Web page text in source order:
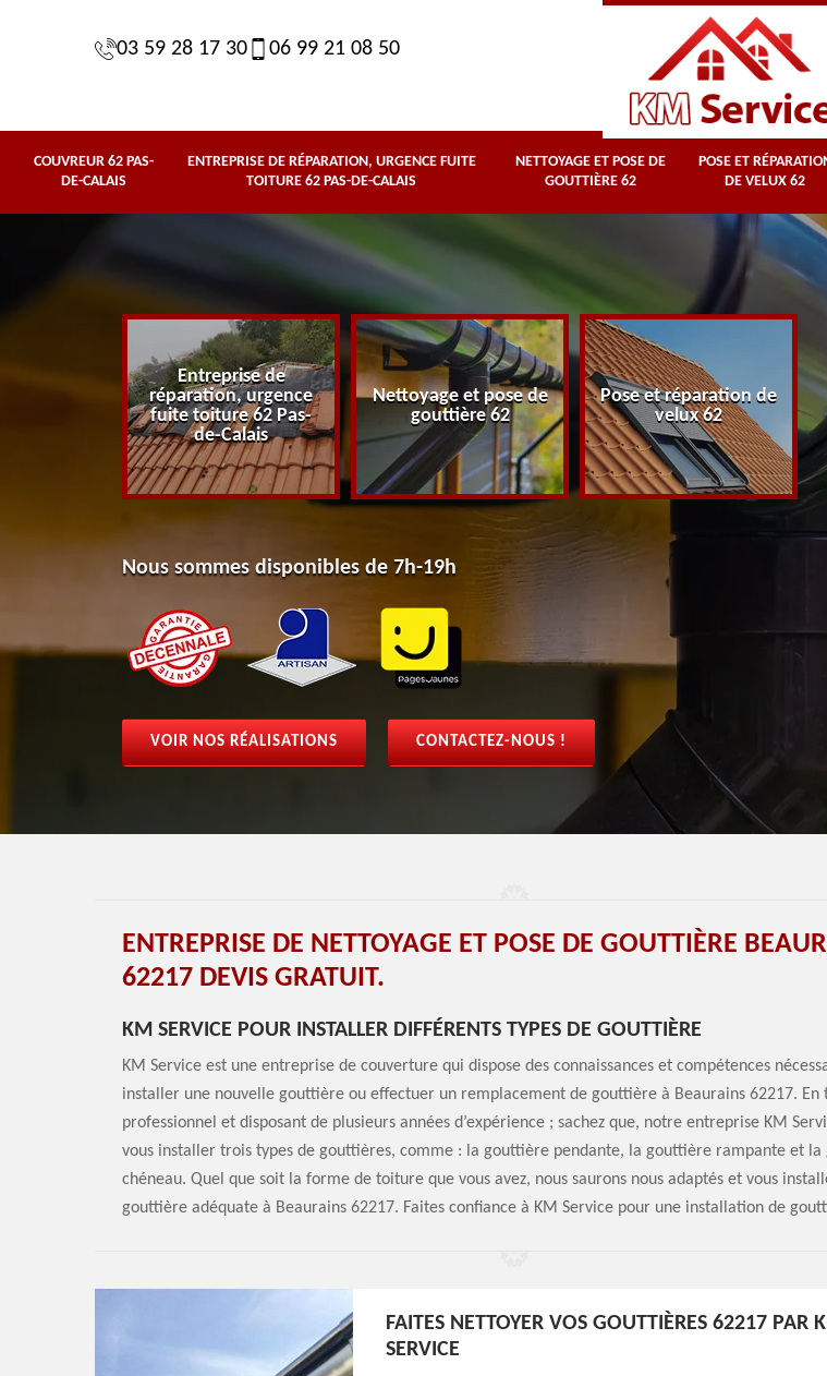
03 59 28 17 30 06 99 21 08 50
COUVREUR 62 PAS-
DE-CALAIS
ENTREPRISE DE RÉPARATION, URGENCE FUITE
TOITURE 62 PAS-DE-CALAIS
NETTOYAGE ET POSE DE
GOUTTIÈRE 62
POSE ET
DE VELUX 62
Entreprise de
réparation, urgence
fuite toiture 62 Pas-
de-Calais
Nettoyage et pose de
gouttière 62
Pose et réparation de
velux 62
Nous sommes disponibles de 7h-19h
VOIR NOS RÉALISATIONS CONTACTEZ-NOUS !
ENTREPRISE DE NETTOYAGE ET POSE DE GOUTTIÈRE
62217 DEVIS GRATUIT.
KM SERVICE POUR INSTALLER DIFFÉRENTS TYPES DE GOUTTIÈRE
KM Service est une entreprise de couverture qui dispose des connaissances et compétences
installer une nouvelle gouttière ou effectuer un remplacement de gouttière à Beaurains 62217. En
professionnel et disposant de plusieurs années d’expérience ; sachez que, notre entreprise KM
vous installer trois types de gouttières, comme : la gouttière pendante, la gouttière rampante et
chéneau. Quel que soit la forme de toiture que vous avez, nous saurons nous adaptés et vous
gouttière adéquate à Beaurains 62217. Faites confiance à KM Service pour une installation de
FAITES NETTOYER VOS GOUTTIÈRES 62217 PAR
SERVICE